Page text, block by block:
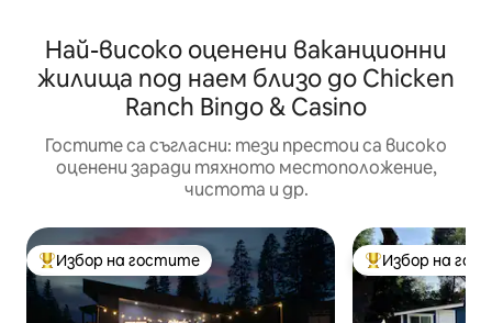
Най-високо оценени ваканционни
жилища под наем близо до Chicken
Ranch Bingo & Casino
Гостите са съгласни: тези престои са високо
оценени заради тяхното местоположение,
чистота и др.
Най-популярен избор на гостите
Избор на гостите Най-популярен
Избор на